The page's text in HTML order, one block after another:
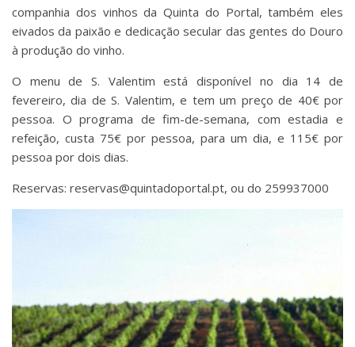
companhia dos vinhos da Quinta do Portal, também eles
eivados da paixão e dedicação secular das gentes do Douro
à produção do vinho.
O menu de S. Valentim está disponível no dia 14 de
fevereiro, dia de S. Valentim, e tem um preço de 40€ por
pessoa. O programa de fim-de-semana, com estadia e
refeição, custa 75€ por pessoa, para um dia, e 115€ por
pessoa por dois dias.
Reservas: reservas@quintadoportal.pt, ou do 259937000